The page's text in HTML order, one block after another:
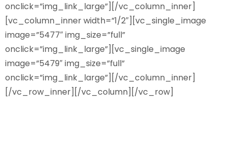
onclick=”img_link_large”][/vc_column_inner]
[vc_column_inner width=”1/2″][vc_single_image
image=”5477″ img_size=”full”
onclick=”img_link_large”][vc_single_image
image=”5479″ img_size=”full”
onclick=”img_link_large”][/vc_column_inner]
[/vc_row_inner][/vc_column][/vc_row]